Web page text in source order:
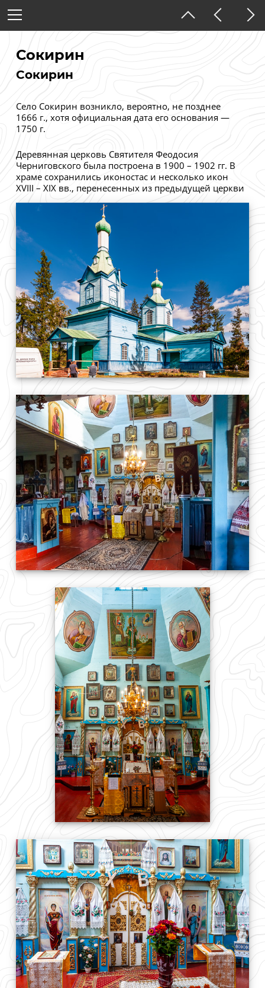
Черниговская область
Тёмная тема
Сокирин
Сокирин
Село Сокирин возникло, вероятно, не позднее
1666 г., хотя официальная дата его основания —
1750 г.
Деревянная церковь Святителя Феодосия
Черниговского была построена в 1900 – 1902 гг. В
храме сохранились иконостас и несколько икон
XVIII – XIX вв., перенесенных из предыдущей церкви